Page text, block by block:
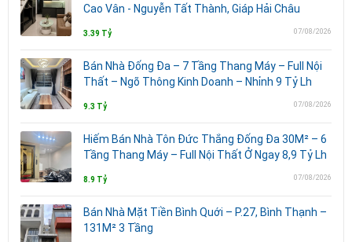
Cao Vân - Nguyễn Tất Thành, Giáp Hải Châu
3.39 Tỷ 07/08/2026
Bán Nhà Đống Đa – 7 Tầng Thang Máy – Full Nội
Thất – Ngõ Thông Kinh Doanh – Nhỉnh 9 Tỷ Lh
9.3 Tỷ 07/08/2026
Hiếm Bán Nhà Tôn Đức Thắng Đống Đa 30M² – 6
Tầng Thang Máy – Full Nội Thất Ở Ngay 8,9 Tỷ Lh
8.9 Tỷ 07/08/2026
Bán Nhà Mặt Tiền Bình Quới – P.27, Bình Thạnh –
131M² 3 Tầng